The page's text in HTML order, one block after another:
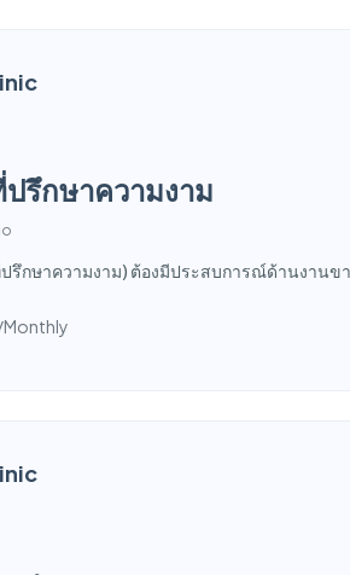
รึกษาความงาม
รึกษาความงาม) ต้องมีประสบการณ์ด้านงานข